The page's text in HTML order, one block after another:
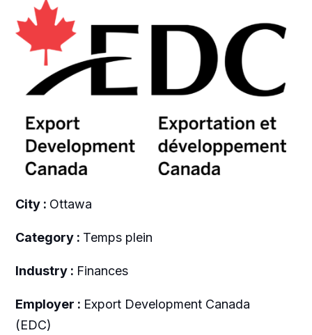
City : Ottawa
Category : Temps plein
Industry : Finances
Employer : Export Development Canada
(EDC)